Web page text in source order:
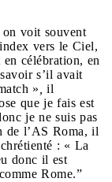
on voit souvent
vers le Ciel,
célébration, en
s’il avait
»
il
que je fais est
je ne suis pas
de l’AS Roma, il
: « La
donc il est
Rome.”